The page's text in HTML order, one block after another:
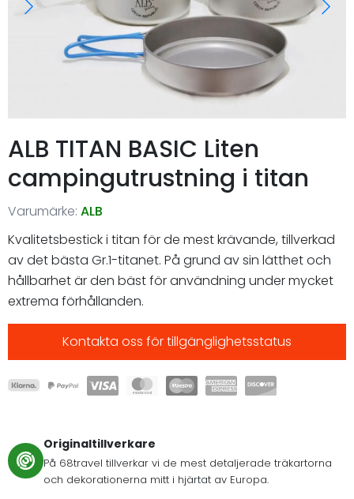
ALB TITAN BASIC Liten
campingutrustning i titan
Varumärke: ALB
Kvalitetsbestick i titan för de mest krävande, tillverkad
av det bästa Gr.1-titanet. På grund av sin lätthet och
hållbarhet är den bäst för användning under mycket
extrema förhållanden.
Kontakta oss för tillgänglighetsstatus
Originaltillverkare
På 68travel tillverkar vi de mest detaljerade träkartorna
och dekorationerna mitt i hjärtat av Europa.